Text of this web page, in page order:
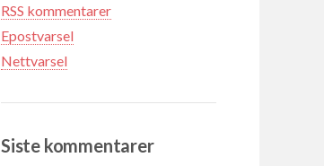
RSS kommentarer
Epostvarsel
Nettvarsel
Siste kommentarer